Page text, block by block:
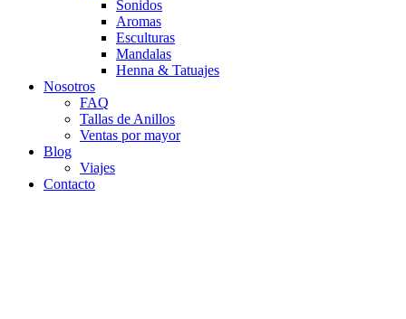
Sonidos
Aromas
Esculturas
Mandalas
Henna & Tatuajes
Nosotros
FAQ
Tallas de Anillos
Ventas por mayor
Blog
Viajes
Contacto